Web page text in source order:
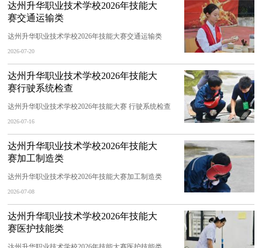
达州升华职业技术学校2026年技能大
赛交通运输类
达州升华职业技术学校2026年技能大赛交通运输类
2026-07-20
达州升华职业技术学校2026年技能大
赛行驶系统检查
达州升华职业技术学校2026年技能大赛 行驶系统检查
2026-07-16
达州升华职业技术学校2026年技能大
赛加工制造类
达州升华职业技术学校2026年技能大赛加工制造类
2026-07-08
达州升华职业技术学校2026年技能大
赛医护技能类